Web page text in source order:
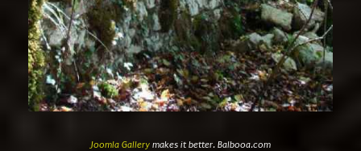
Joomla Gallerymakes it better. Balbooa.com